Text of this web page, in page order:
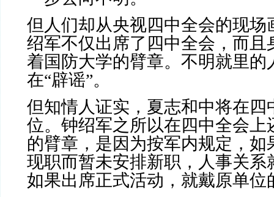
但人们却从央视四中全会的现场
绍军不仅出席了四中全会，而且
着国防大学的臂章。不明就里的
在“辟谣”。
但知情人证实，夏志和中将在四
位。钟绍军之所以在四中全会上
的臂章，是因为按军内规定，如
现职而暂未安排新职，人事关系
如果出席正式活动，就戴原单位